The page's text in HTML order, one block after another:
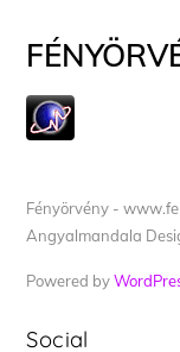
Fényörvény -
Angyalmandala
Powered by
Social